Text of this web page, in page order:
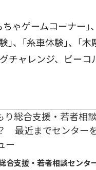
ゃゲームコーナー｣
｣、｢糸車体験｣、｢
ャレンジ、ビーコ
合支援・若者相談センタ